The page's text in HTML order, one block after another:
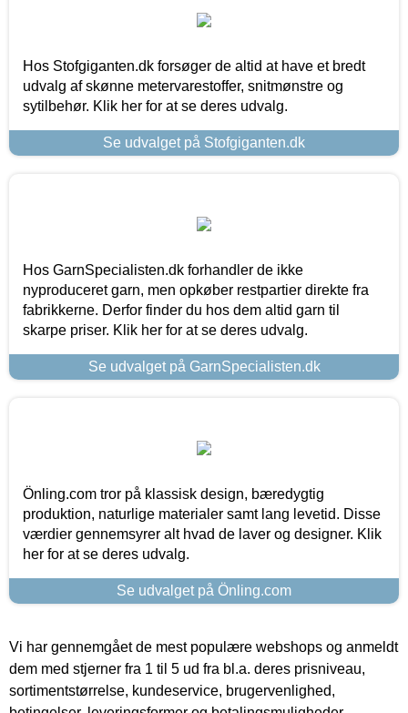
Hos Stofgiganten.dk forsøger de altid at have et bredt
udvalg af skønne metervarestoffer, snitmønstre og
sytilbehør. Klik her for at se deres udvalg.
Se udvalget på Stofgiganten.dk
Hos GarnSpecialisten.dk forhandler de ikke
nyproduceret garn, men opkøber restpartier direkte fra
fabrikkerne. Derfor finder du hos dem altid garn til
skarpe priser. Klik her for at se deres udvalg.
Se udvalget på GarnSpecialisten.dk
Önling.com tror på klassisk design, bæredygtig
produktion, naturlige materialer samt lang levetid. Disse
værdier gennemsyrer alt hvad de laver og designer. Klik
her for at se deres udvalg.
Se udvalget på Önling.com
Vi har gennemgået de mest populære webshops og anmeldt
dem med stjerner fra 1 til 5 ud fra bl.a. deres prisniveau,
sortimentstørrelse, kundeservice, brugervenlighed,